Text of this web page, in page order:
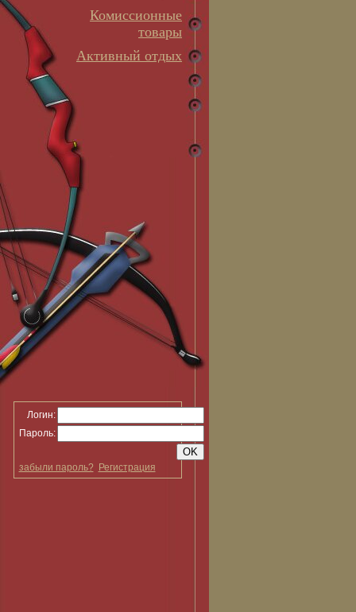
Комиссионные
товары
Активный отдых
Логин:
Пароль:
забыли пароль? Регистрация